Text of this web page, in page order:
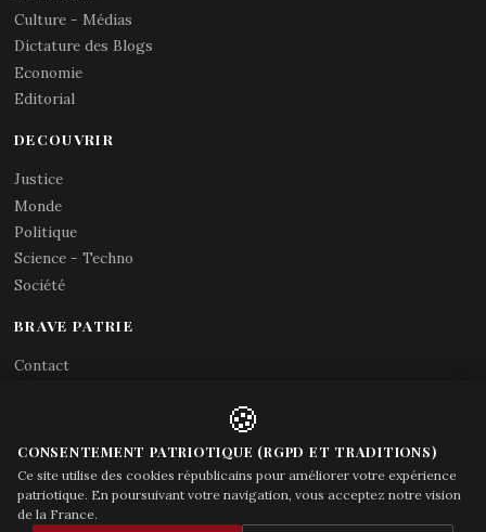
Culture - Médias
Dictature des Blogs
Economie
Editorial
DECOUVRIR
Justice
Monde
Politique
Science - Techno
Société
BRAVE PATRIE
Contact
Acces gouvernement
🍪
CONSENTEMENT PATRIOTIQUE (RGPD ET TRADITIONS)
Ce site utilise des cookies républicains pour améliorer votre expérience
patriotique. En poursuivant votre navigation, vous acceptez notre vision
de la France.